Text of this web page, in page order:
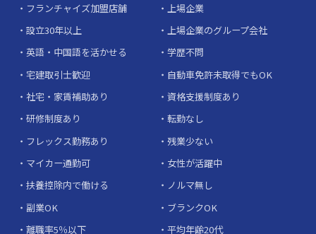
フランチャイズ加盟店舗
上場企業
設立30年以上
上場企業のグループ会社
英語・中国語を活かせる
学歴不問
宅建取引士歓迎
自動車免許未取得でもOK
社宅・家賃補助あり
資格支援制度あり
研修制度あり
転勤なし
フレックス勤務あり
残業少ない
マイカー通勤可
女性が活躍中
扶養控除内で働ける
ノルマ無し
副業OK
ブランクOK
離職率5％以下
平均年齢20代